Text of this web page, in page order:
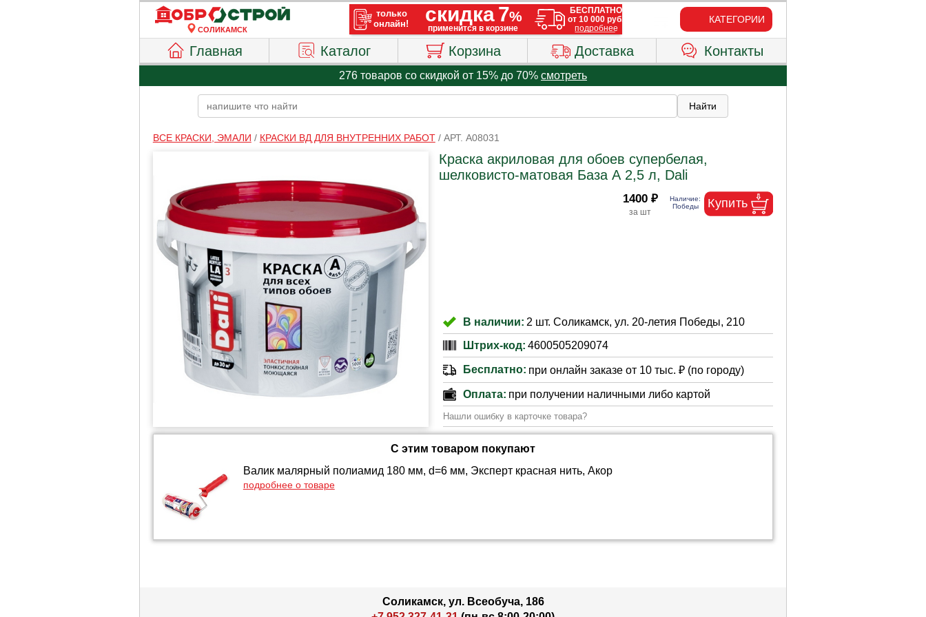
СОЛИКАМСК
КАТЕГОРИИ
Главная Каталог Корзина Доставка Контакты
276 товаров со скидкой от 15% до 70% смотреть
ВСЕ КРАСКИ, ЭМАЛИ / КРАСКИ ВД ДЛЯ ВНУТРЕННИХ РАБОТ/ АРТ. A08031
Краска акриловая для обоев супербелая,
шелковисто-матовая База А 2,5 л, Dali
1400 ₽
В наличии: 2 шт. Соликамск, ул. 20-летия Победы, 210
Штрих-код: 4600505209074
Бесплатно: при онлайн заказе от 10 тыс. ₽ (по городу)
Оплата: при получении наличными либо картой
Нашли ошибку в карточке товара?
С этим товаром покупают
Валик малярный полиамид 180 мм, d=6 мм, Эксперт красная нить, Акор
подробнее о товаре
Соликамск, ул. Всеобуча, 186